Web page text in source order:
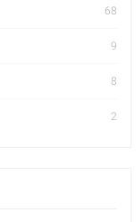
68
9
8
2